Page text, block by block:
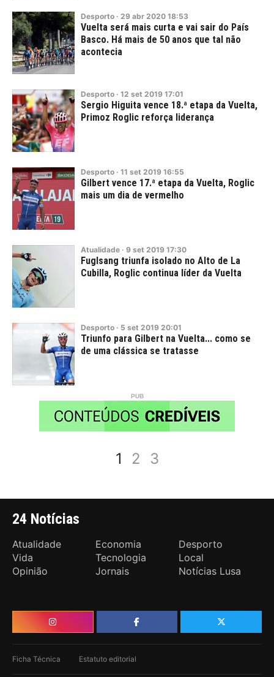
Desporto · 29 abr 2020 18:53
Vuelta será mais curta e vai sair do País
Basco. Há mais de 50 anos que tal não
acontecia
Desporto · 12 set 2019 17:01
Sergio Higuita vence 18.ª etapa da Vuelta,
Primoz Roglic reforça liderança
Desporto · 11 set 2019 16:55
Gilbert vence 17.ª etapa da Vuelta, Roglic
mais um dia de vermelho
Atualidade · 9 set 2019 17:30
Fuglsang triunfa isolado no Alto de La
Cubilla, Roglic continua líder da Vuelta
Desporto · 5 set 2019 20:01
Triunfo para Gilbert na Vuelta... como se
de uma clássica se tratasse
1 2 3
24 Notícias
Atualidade Economia
Desporto
Vida
Tecnologia
Local
Opinião
Jornais Notícias Lusa
Ficha Técnica Estatuto editorial